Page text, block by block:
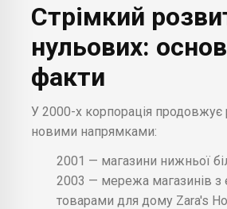
Стрімкий
нульових:
факти
У 2000-х корпорація продовжує
новими напрямками:
2001 — магазини нижньої
2003 — мережа магазинів з
товарами для дому Zara's